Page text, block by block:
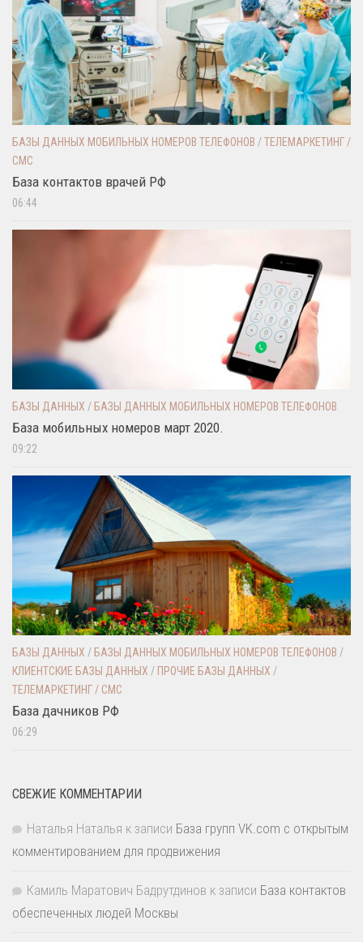
БАЗЫ ДАННЫХ МОБИЛЬНЫХ НОМЕРОВ ТЕЛЕФОНОВ /ТЕЛЕМАРКЕТИНГ /
СМС
База контактов врачей РФ
06:44
БАЗЫ ДАННЫХ / БАЗЫ ДАННЫХ МОБИЛЬНЫХ НОМЕРОВ ТЕЛЕФОНОВ
База мобильных номеров март 2020.
09:22
БАЗЫ ДАННЫХ / БАЗЫ ДАННЫХ МОБИЛЬНЫХ НОМЕРОВ ТЕЛЕФОНОВ /
КЛИЕНТСКИЕ БАЗЫ ДАННЫХ / ПРОЧИЕ БАЗЫ ДАННЫХ /
ТЕЛЕМАРКЕТИНГ / СМС
База дачников РФ
06:29
СВЕЖИЕ КОММЕНТАРИИ
Наталья Наталья к записи База групп VK.com с открытым
комментированием для продвижения
Камиль Маратович Бадрутдинов к записи База контактов
обеспеченных людей Москвы